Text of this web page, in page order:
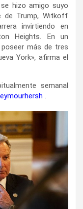
hizo amigo suyo
de Trump, Witkoff
invirtiendo en
Heights. En un
más de tres
York», afirma el
semanal
.